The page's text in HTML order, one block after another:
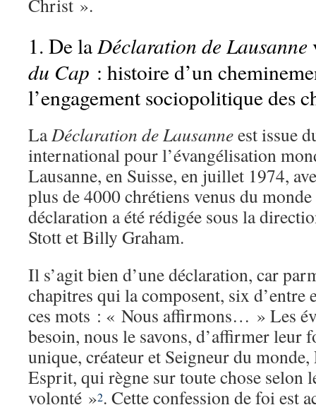
Christ ».
1. De laDéclaration de Lausanne
du Cap : histoire d’un
l’engagement sociopolitique des
LaDéclaration de Lausanneest issue
international pour l’évangélisation
Lausanne, en Suisse, en juillet 1974,
plus de 4000 chrétiens venus du
déclaration a été rédigée sous la
Stott et Billy Graham.
Il s’agit bien d’une déclaration, car
chapitres qui la composent, six d’entre
ces mots : « Nous affirmons… » Les
besoin, nous le savons, d’affirmer leur
unique, créateur et Seigneur du
Esprit, qui règne sur toute chose selon
volonté »2. Cette confession de foi est